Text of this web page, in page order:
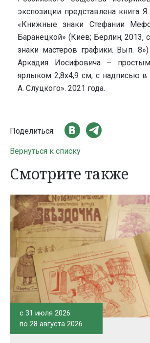
экспозиции представлена книга
«Книжные знаки Стефании
Баранецкой» (Киев; Берлин, 2013,
знаки мастеров графики. Вып.
Аркадия Иосифовича –
ярлыком 2,8х4,9 см, с надписью в
А. Слуцкого». 2021 года.
Поделиться:
Вернуться к списку
Смотрите также
c 31 июля 2026
по 28 августа 2026